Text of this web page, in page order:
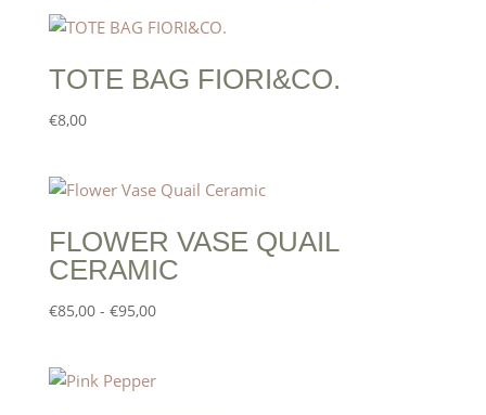
TOTE BAG FIORI&CO.
€8,00
FLOWER VASE QUAIL
CERAMIC
€85,00 - €95,00Fascia
da